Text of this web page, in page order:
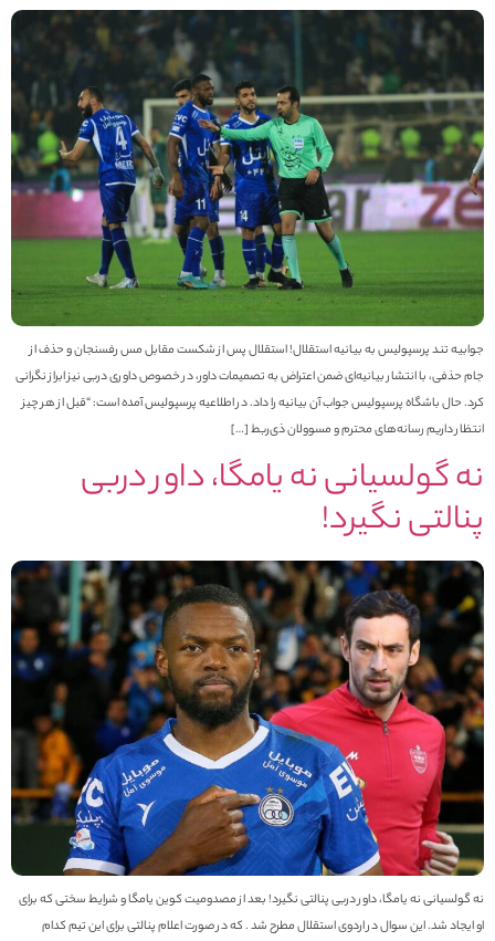
تند پرسپولیس به بیانیه استقلال! استقلال پس از شکست مقابل مس رفسنجان و حذف از
حذفی، با انتشار بیانیه‌ای ضمن اعتراض به تصمیمات داور، در خصوص داوری دربی نیز ابراز نگرانی
حال باشگاه پرسپولیس جواب آن بیانیه را داد. در اطلاعیه پرسپولیس آمده است: “قبل از هر چیز
داریم رسانه‌های محترم و مسوولان ذی‌ربط […]
گولسیانی نه یامگا، داور دربی
نگیرد!
گولسیانی نه یامگا، داور دربی پنالتی نگیرد! بعد از مصدومیت کوین یامگا و شرایط سختی که برای
ایجاد شد. این سوال در اردوی استقلال مطرح شد . که در صورت اعلام پنالتی برای این تیم کدام